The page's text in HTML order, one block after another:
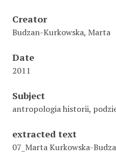
Creator
Budzan-Kurkowska, Marta
Date
2011
Subject
antropologia historii,
extracted text
07_Marta Kurkowska-